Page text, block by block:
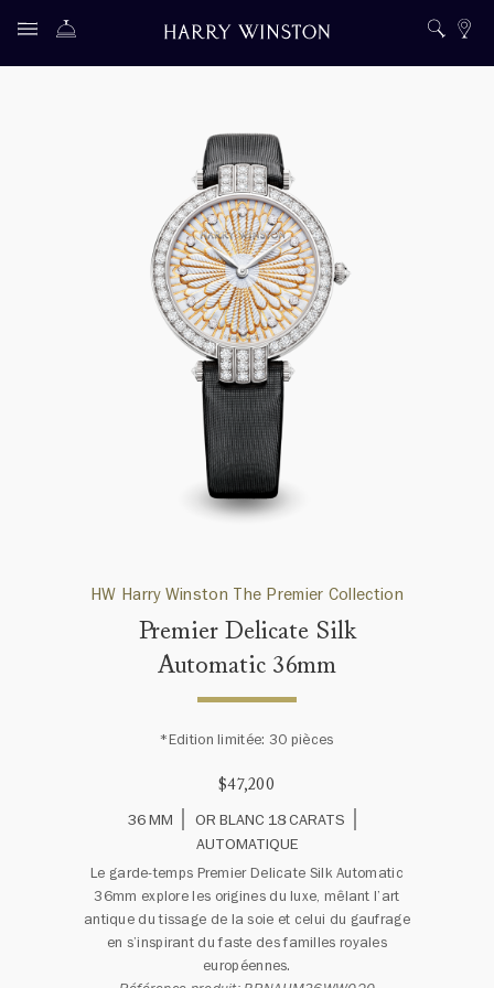
HW Harry Winston The Premier Collection
Premier Delicate Silk
Automatic 36mm
*Edition limitée: 30 pièces
$47,200
36 MM
OR BLANC 18 CARATS
AUTOMATIQUE
Le garde-temps Premier Delicate Silk Automatic
36mm explore les origines du luxe, mêlant l’art
antique du tissage de la soie et celui du gaufrage
en s’inspirant du faste des familles royales
européennes.